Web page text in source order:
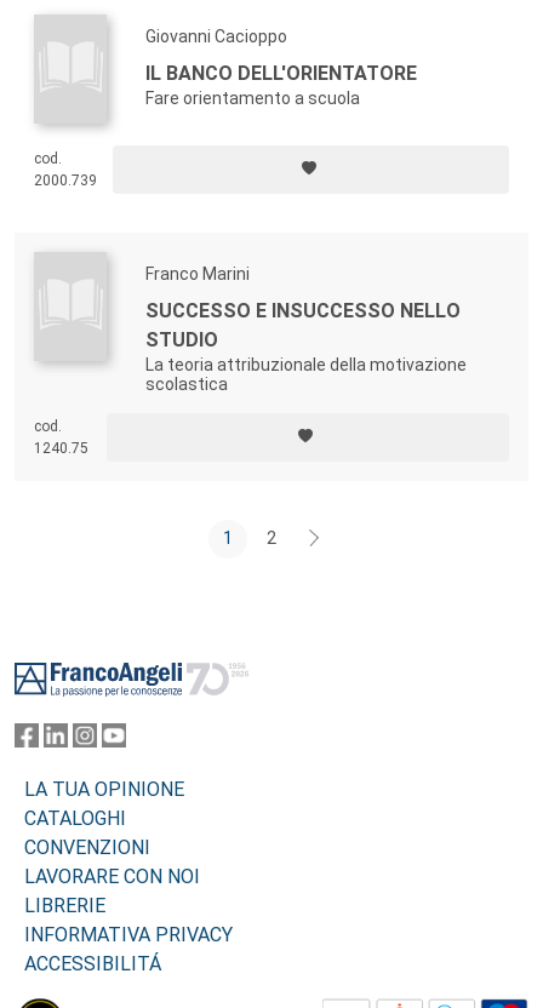
Giovanni Cacioppo
IL BANCO DELL'ORIENTATORE
Fare orientamento a scuola
cod.
2000.739
Franco Marini
SUCCESSO E INSUCCESSO NELLO
STUDIO
La teoria attribuzionale della motivazione
scolastica
cod.
1240.75
1 2
LA TUA OPINIONE
CATALOGHI
CONVENZIONI
LAVORARE CON NOI
LIBRERIE
INFORMATIVA PRIVACY
ACCESSIBILITÁ